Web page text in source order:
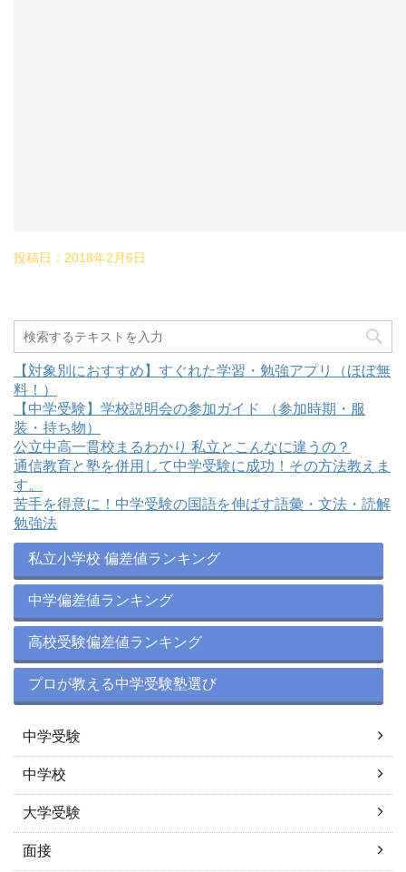
投稿日： 2018年2月6日
【対象別におすすめ】すぐれた学習・勉強アプリ（ほぼ無
料！）
【中学受験】学校説明会の参加ガイド （参加時期・服
装・持ち物）
公立中高一貫校まるわかり 私立とこんなに違うの？
通信教育と塾を併用して中学受験に成功！その方法教えま
す。
苦手を得意に！中学受験の国語を伸ばす語彙・文法・読解
勉強法
私立小学校 偏差値ランキング
中学偏差値ランキング
高校受験偏差値ランキング
プロが教える中学受験塾選び
中学受験
中学校
大学受験
面接